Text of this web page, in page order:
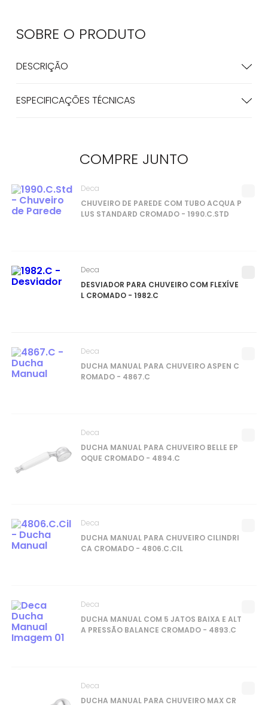
SOBRE O PRODUTO
DESCRIÇÃO
ESPECIFICAÇÕES TÉCNICAS
COMPRE JUNTO
CHUVEIRO DE PAREDE COM TUBO ACQUA P
LUS STANDARD CROMADO - 1990.C.STD
Deca
DESVIADOR PARA CHUVEIRO COM FLEXÍVE
L CROMADO - 1982.C
Deca
DUCHA MANUAL PARA CHUVEIRO ASPEN C
ROMADO - 4867.C
Deca
DUCHA MANUAL PARA CHUVEIRO BELLE EP
OQUE CROMADO - 4894.C
Deca
DUCHA MANUAL PARA CHUVEIRO CILINDRI
CA CROMADO - 4806.C.CIL
Deca
DUCHA MANUAL COM 5 JATOS BAIXA E ALT
A PRESSÃO BALANCE CROMADO - 4893.C
Deca
DUCHA MANUAL PARA CHUVEIRO MAX CR
Deca